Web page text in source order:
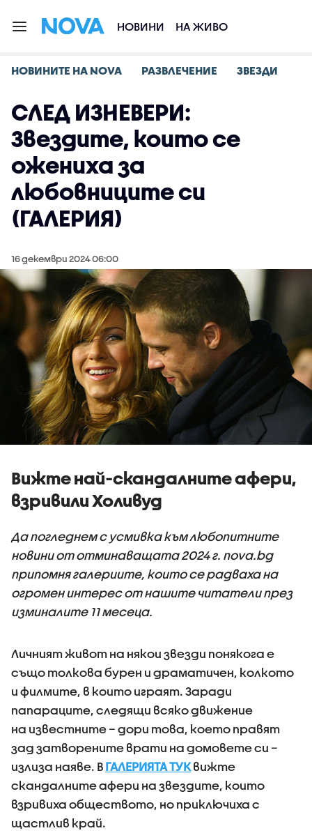
НОВИНИ НА ЖИВО
НОВИНИТЕ НА NOVA РАЗВЛЕЧЕНИЕ ЗВЕЗДИ
СЛЕД ИЗНЕВЕРИ:
Звездите, които се
ожениха за
любовниците си
(ГАЛЕРИЯ)
16 декември 2024 06:00
Вижте най-скандалните афери,
взривили Холивуд
Да погледнем с усмивка към любопитните
новини от отминаващата 2024 г. nova.bg
припомня галериите, които се радваха на
огромен интерес от нашите читатели през
изминалите 11 месеца.
Личният живот на някои звезди понякога е
също толкова бурен и драматичен, колкото
и филмите, в които играят. Заради
папараците, следящи всяко движение
на известните – дори това, което правят
зад затворените врати на домовете си –
излиза наяве. В ГАЛЕРИЯТА ТУКвижте
скандалните афери на звездите, които
взривиха обществото, но приключиха с
щастлив край.